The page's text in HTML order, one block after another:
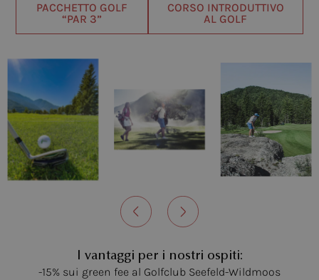
PACCHETTO GOLF
“PAR 3”
CORSO INTRODUTTIVO
AL GOLF
I vantaggi per i nostri ospiti:
-15% sui green fee al Golfclub Seefeld-Wildmoos